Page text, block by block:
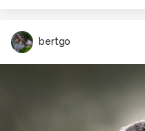
bertgo